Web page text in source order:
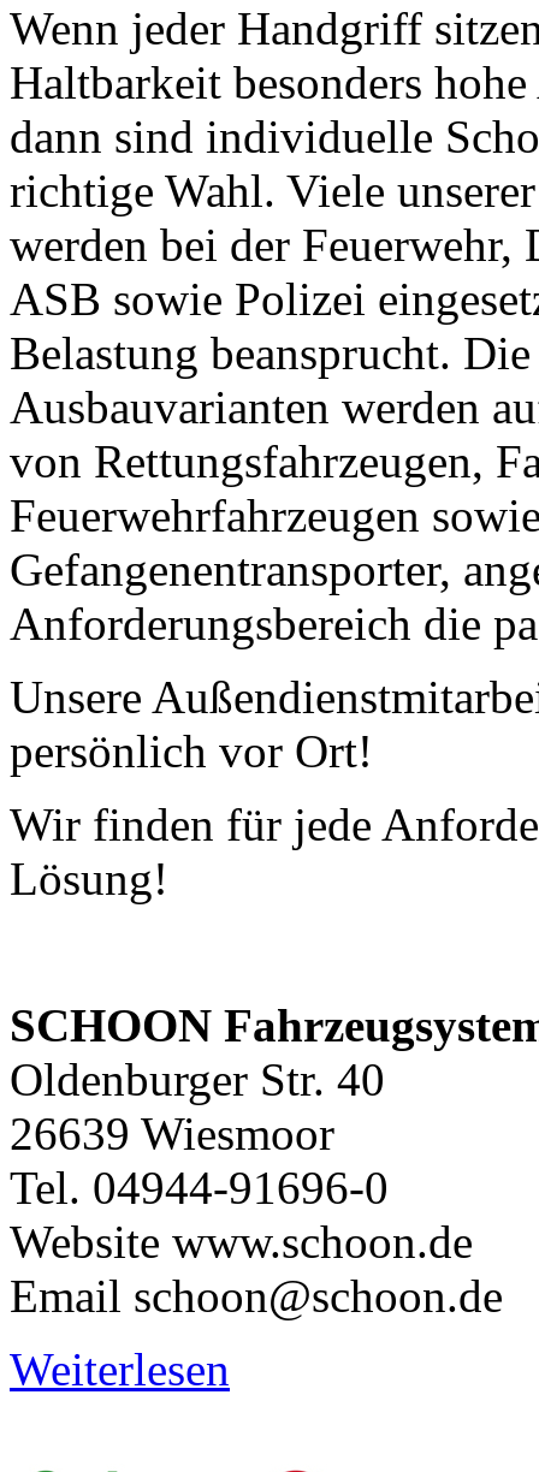
Wenn jeder Handgriff
Haltbarkeit besonders
dann sind individuelle
richtige Wahl. Viele
werden bei der
ASB sowie Polizei
Belastung beansprucht.
Ausbauvarianten werden
von Rettungsfahrzeugen,
Feuerwehrfahrzeugen
Gefangenentransporter,
Anforderungsbereich die
Unsere
persönlich vor Ort!
Wir finden für jede
Lösung!
SCHOON
Oldenburger Str. 40
26639 Wiesmoor
Tel. 04944-91696-0
Website www.schoon.de
Email schoon@schoon.de
Weiterlesen